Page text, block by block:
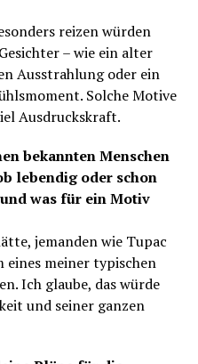
reizen würden
– wie ein alter
Ausstrahlung oder ein
Solche Motive
Ausdruckskraft.
bekannten Menschen
lebendig oder schon
was für ein Motiv
jemanden wie Tupac
eines meiner typischen
Ich glaube, das würde
und seiner ganzen